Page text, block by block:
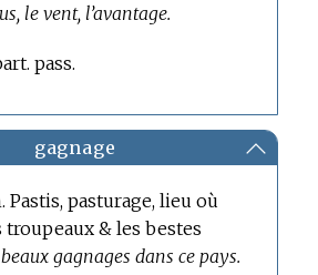
le vent, l’avantage.
pass.
gagnage
Pastis, pasturage, lieu où
& les bestes
gagnages dans ce pays.